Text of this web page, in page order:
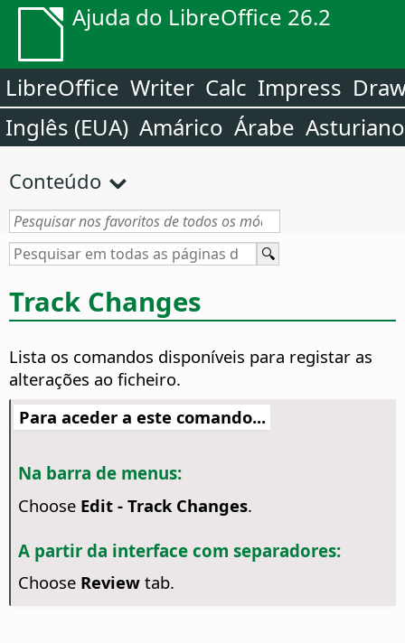
Ajuda do LibreOffice 26.2
LibreOffice Writer Calc Impress
Inglês (EUA) Amárico Árabe Asturiano
Conteúdo
Track Changes
Lista os comandos disponíveis para registar as
alterações ao ficheiro.
Para aceder a este comando...
Na barra de menus:
Choose Edit - Track Changes.
A partir da interface com separadores:
Choose Reviewtab.